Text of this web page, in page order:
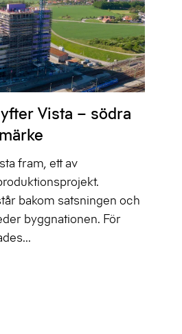
Vista – södra
fram, ett av
bakom satsningen och
byggnationen. För